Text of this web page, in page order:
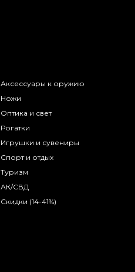
Аксессуары к оружию
Ножи
Оптика и свет
Рогатки
Игрушки и сувениры
Спорт и отдых
Туризм
АК/СВД
Скидки (14-41%)